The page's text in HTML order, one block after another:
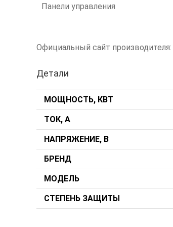
Панели управления
Официальный сайт производителя:
Детали
МОЩНОСТЬ, КВТ
ТОК, А
НАПРЯЖЕНИЕ, В
БРЕНД
МОДЕЛЬ
СТЕПЕНЬ ЗАЩИТЫ